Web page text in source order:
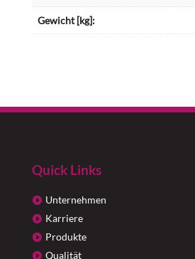
Gewicht [kg]:
Quick Links
Unternehmen
Karriere
Produkte
Qualität